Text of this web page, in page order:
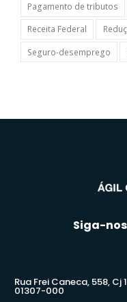
Pagamento de tributos
Receita Federal
Seguro-desemprego
Siga-
Rua Frei Caneca, 558,
01307-000